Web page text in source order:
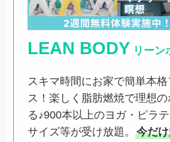
LEAN BODY リーン
スキマ時間にお家で簡単本
ス！楽しく脂肪燃焼で理想
る♪900本以上のヨガ・ピラ
サイズ等が受け放題。 今だ